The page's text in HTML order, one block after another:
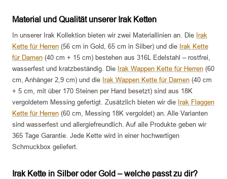
Material und Qualität unserer Irak Ketten
In unserer Irak Kollektion bieten wir zwei Materiallinien an. Die Irak
Kette für Herren (56 cm in Gold, 65 cm in Silber) und die Irak Kette
für Damen (40 cm + 15 cm) bestehen aus 316L Edelstahl – rostfrei,
wasserfest und kratzbeständig. Die Irak Wappen Kette für Herren (60
cm, Anhänger 2,9 cm) und die Irak Wappen Kette für Damen (40 cm
+ 5 cm, mit über 170 Steinen per Hand besetzt) sind aus 18K
vergoldetem Messing gefertigt. Zusätzlich bieten wir die Irak Flaggen
Kette für Herren (60 cm, Messing 18K vergoldet) an. Alle Varianten
sind wasserfest und allergiefreundlich. Auf alle Produkte geben wir
365 Tage Garantie. Jede Kette wird in einer hochwertigen
Schmuckbox geliefert.
Irak Kette in Silber oder Gold – welche passt zu dir?